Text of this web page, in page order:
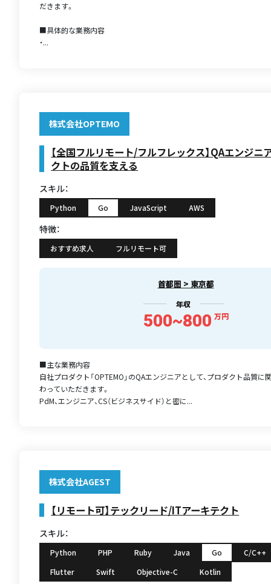
だきます。
■具体的な業務内容
・...
株式会社OPTEMO
【全国フルリモート/フルフレックス】QAエンジ
クトの品質を支える
スキル：
Python Go JavaScript AWS
特徴：
おすすめ求人 フルリモート可
首都圏 > 東京都
年収
500~800 万円
■主な業務内容
自社プロダクト「OPTEMO」のQAエンジニアとして、プロダクト品質に
わっていただきます。
PdM、エンジニア、CS（ビジネスサイド）と密に...
株式会社AGEST
【リモート可】テックリード/ITアーキテクト
スキル：
Python PHP Ruby Java Go
C/C++
Flutter
Swift Objective-C Kotlin